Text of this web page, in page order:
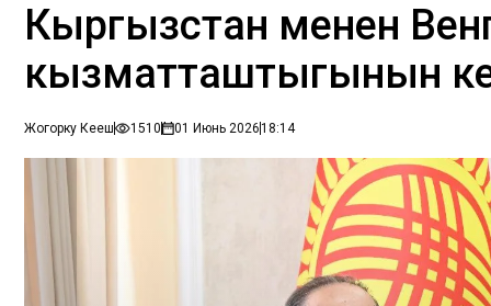
Кыргызстан менен
кызматташтыгынын
Жогорку Кеңеш 1510 01 Июнь 202618:14